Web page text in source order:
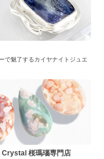
で魅了するカイヤナイトジュエ
Crystal 桜瑪瑙専門店